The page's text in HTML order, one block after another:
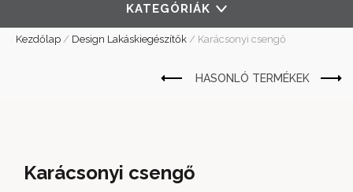
KATEGÓRIÁK
Kezdőlap / Design Lakáskiegészítők / Karácsonyi csengő
Karácsonyi csengő